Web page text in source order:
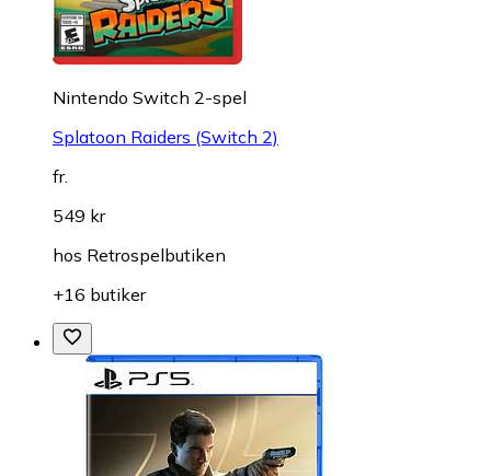
Nintendo Switch 2-spel
Splatoon Raiders (Switch 2)
fr.
549 kr
hos Retrospelbutiken
+16 butiker